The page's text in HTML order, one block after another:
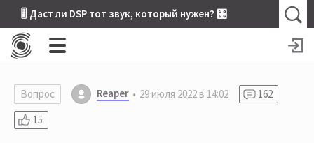
🎚 Даст ли DSP тот звук, который нужен? 🎛
Вопрос Reaper 29 июля 2022 в 14:02
162
15